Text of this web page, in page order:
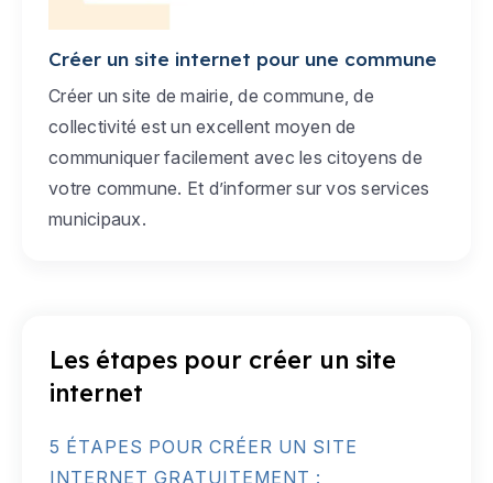
Créer un site internet pour une commune
Créer un site de mairie, de commune, de
collectivité est un excellent moyen de
communiquer facilement avec les citoyens de
votre commune. Et d’informer sur vos services
municipaux.
Les étapes pour créer un site
internet
5 ÉTAPES POUR CRÉER UN SITE
INTERNET GRATUITEMENT :